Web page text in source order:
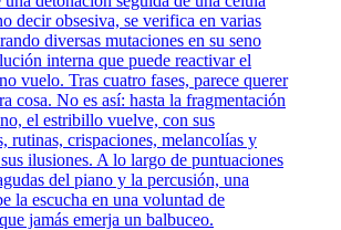
decir obsesiva, se verifica en varias
diversas mutaciones en su seno
interna que puede reactivar el
vuelo. Tras cuatro fases, parece querer
cosa. No es así: hasta la fragmentación
el estribillo vuelve, con sus
rutinas, crispaciones, melancolías y
ilusiones. A lo largo de puntuaciones
del piano y la percusión, una
la escucha en una voluntad de
jamás emerja un balbuceo.